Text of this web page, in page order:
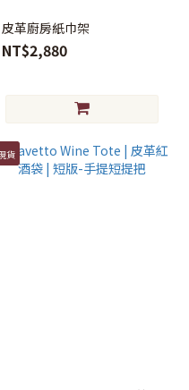
皮革廚房紙巾架
NT$2,880
貨